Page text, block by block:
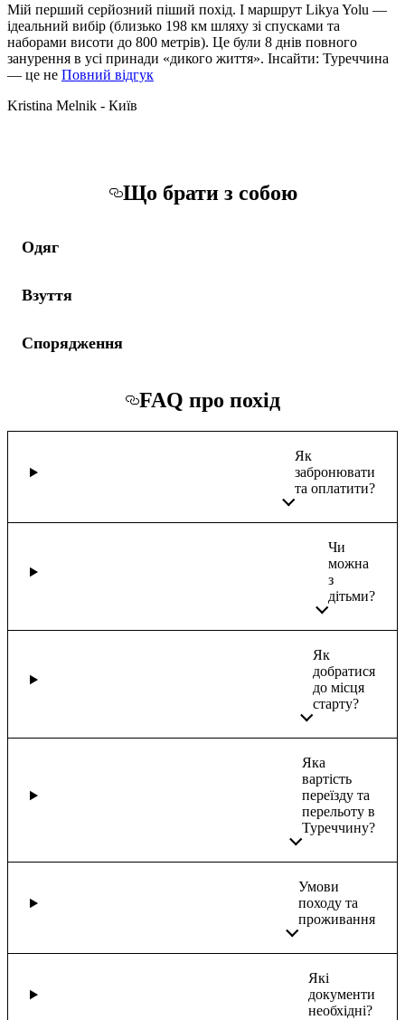
Мій перший серйозний піший похід. І маршрут Likya Yolu —
ідеальний вибір (близько 198 км шляху зі спусками та
наборами висоти до 800 метрів). Це були 8 днів повного
занурення в усі принади «дикого життя». Інсайти: Туреччина
— це не Повний відгук“Мій
Kristina Melnik - Київ
Що брати з собою
Одяг
Взуття
Спорядження
FAQ про похід
Як
забронювати
та оплатити?
Чи
можна
з
дітьми?
Як
добратися
до місця
старту?
Яка
вартість
переїзду та
перельоту в
Туреччину?
Умови
походу та
проживання
Які
документи
необхідні?